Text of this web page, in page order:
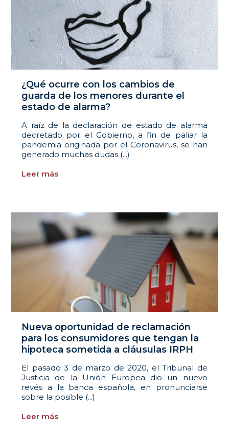
¿Qué ocurre con los cambios de
guarda de los menores durante el
estado de alarma?
A raíz de la declaración de estado de alarma
decretado por el Gobierno, a fin de paliar la
pandemia originada por el Coronavirus, se han
generado muchas dudas (...)
Leer más
Nueva oportunidad de reclamación
para los consumidores que tengan la
hipoteca sometida a cláusulas IRPH
El pasado 3 de marzo de 2020, el Tribunal de
Justicia de la Unión Europea dio un nuevo
revés a la banca española, en pronunciarse
sobre la posible (...)
Leer más